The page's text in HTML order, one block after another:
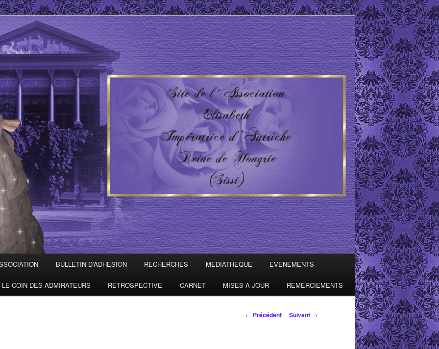
– HONGRIE
d'Autriche – Reine de Hongrie
BULLETIN D’ADHESION RECHERCHES MEDIATHEQUE EVENEMENTS
LE COIN DES ADMIRATEURS RETROSPECTIVE CARNET MISES A JOUR REMERCIEMENTS
Navigation des
← Précédent Suivant →